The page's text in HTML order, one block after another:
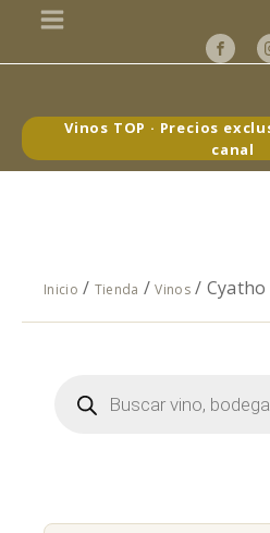
Vinos TOP · Precios
canal
Inicio / Tienda /Vinos/ Cyatho
Búsqueda